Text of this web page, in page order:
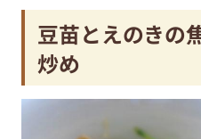
豆苗とえのきの
炒め